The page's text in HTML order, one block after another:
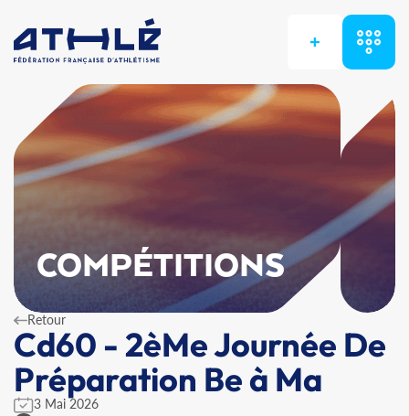
+
COMPÉTITIONS
Retour
Cd60 - 2èMe Journée De
Préparation Be à Ma
3 Mai 2026